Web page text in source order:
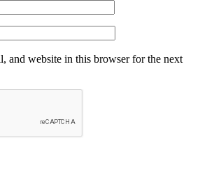
and website in this browser for the next